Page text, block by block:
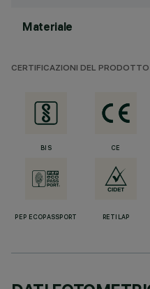
Materiale
CERTIFICAZIONI DEL PRODOTTO
BIS CE
PEP ECOPASSPORT RETILAP